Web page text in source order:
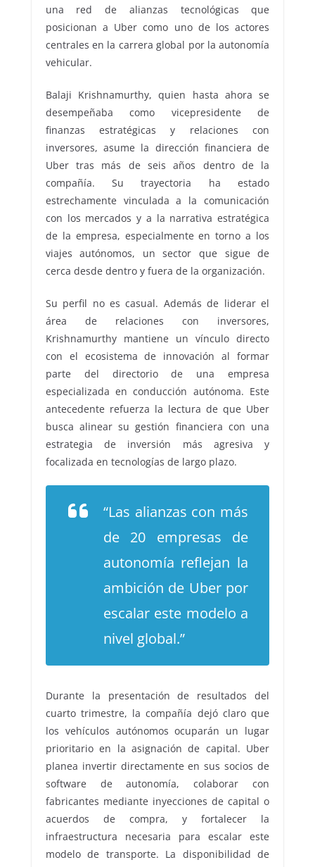
una red de alianzas tecnológicas que
posicionan a Uber como uno de los actores
centrales en la carrera global por la autonomía
vehicular.
Balaji Krishnamurthy, quien hasta ahora se
desempeñaba como vicepresidente de
finanzas estratégicas y relaciones con
inversores, asume la dirección financiera de
Uber tras más de seis años dentro de la
compañía. Su trayectoria ha estado
estrechamente vinculada a la comunicación
con los mercados y a la narrativa estratégica
de la empresa, especialmente en torno a los
viajes autónomos, un sector que sigue de
cerca desde dentro y fuera de la organización.
Su perfil no es casual. Además de liderar el
área de relaciones con inversores,
Krishnamurthy mantiene un vínculo directo
con el ecosistema de innovación al formar
parte del directorio de una empresa
especializada en conducción autónoma. Este
antecedente refuerza la lectura de que Uber
busca alinear su gestión financiera con una
estrategia de inversión más agresiva y
focalizada en tecnologías de largo plazo.
“Las alianzas con más
de 20 empresas de
autonomía reflejan la
ambición de Uber por
escalar este modelo a
nivel global.”
Durante la presentación de resultados del
cuarto trimestre, la compañía dejó claro que
los vehículos autónomos ocuparán un lugar
prioritario en la asignación de capital. Uber
planea invertir directamente en sus socios de
software de autonomía, colaborar con
fabricantes mediante inyecciones de capital o
acuerdos de compra, y fortalecer la
infraestructura necesaria para escalar este
modelo de transporte. La disponibilidad de